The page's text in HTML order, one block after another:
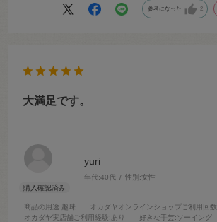
参考になった 2
yuri
年代:40代 性別:女性
商品の用途:趣味 オカダヤオンラインショップご利用回数
オカダヤ実店舗ご利用経験:あり 好きな手芸:ソーイング
大満足です。